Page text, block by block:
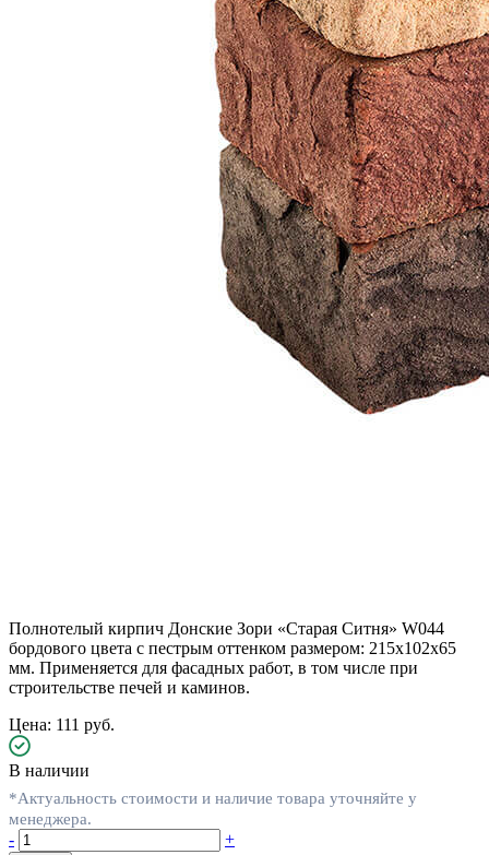
Полнотелый кирпич Донские Зори «Старая Ситня» W044
бордового цвета с пестрым оттенком размером: 215х102х65
мм. Применяется для фасадных работ, в том числе при
строительстве печей и каминов.
Цена: 111 руб.
В наличии
*Актуальность стоимости и наличие товара уточняйте у
менеджера.
-
+